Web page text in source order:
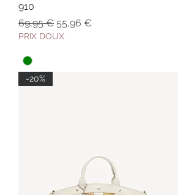
910
Prix original
69,95 € Prix promotionnel
55,96 €
PRIX DOUX
-20%